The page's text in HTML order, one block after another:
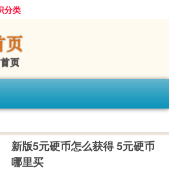
分类
新版5元硬币怎么获得 5元硬币
哪里买